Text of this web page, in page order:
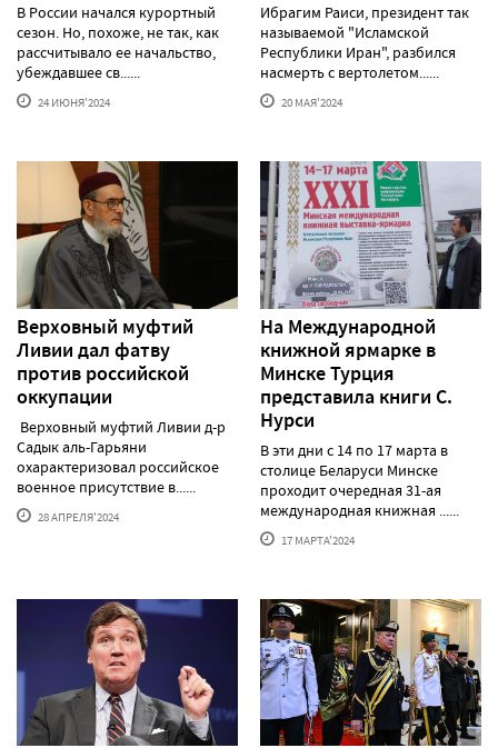
В России начался курортный
сезон. Но, похоже, не так, как
рассчитывало ее начальство,
убеждавшее св......
24 ИЮНЯ'2024
Ибрагим Раиси, президент так
называемой "Исламской
Республики Иран", разбился
насмерть с вертолетом......
20 МАЯ'2024
Верховный муфтий
Ливии дал фатву
против российской
оккупации
Верховный муфтий Ливии д-р
Садык аль-Гарьяни
охарактеризовал российское
военное присутствие в......
28 АПРЕЛЯ'2024
На Международной
книжной ярмарке в
Минске Турция
представила книги С.
Нурси
В эти дни с 14 по 17 марта в
столице Беларуси Минске
проходит очередная 31-ая
международная книжная ......
17 МАРТА'2024